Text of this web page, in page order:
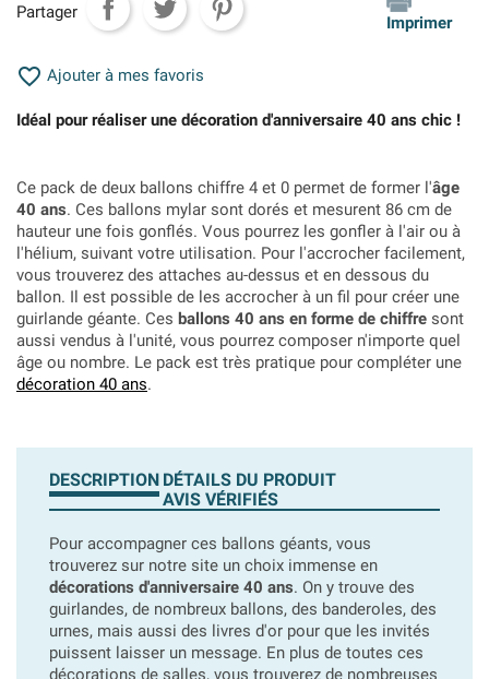
Partager
Imprimer
 Ajouter à mes favoris
Idéal pour réaliser une décoration d'anniversaire 40 ans chic !
Ce pack de deux ballons chiffre 4 et 0 permet de former l'âge
40 ans. Ces ballons mylar sont dorés et mesurent 86 cm de
hauteur une fois gonflés. Vous pourrez les gonfler à l'air ou à
l'hélium, suivant votre utilisation. Pour l'accrocher facilement,
vous trouverez des attaches au-dessus et en dessous du
ballon. Il est possible de les accrocher à un fil pour créer une
guirlande géante. Ces ballons 40 ans en forme de chiffre sont
aussi vendus à l'unité, vous pourrez composer n'importe quel
âge ou nombre. Le pack est très pratique pour compléter une
décoration 40 ans.
DESCRIPTION DÉTAILS DU PRODUIT
AVIS VÉRIFIÉS
Pour accompagner ces ballons géants, vous
trouverez sur notre site un choix immense en
décorations d'anniversaire 40 ans. On y trouve des
guirlandes, de nombreux ballons, des banderoles, des
urnes, mais aussi des livres d'or pour que les invités
puissent laisser un message. En plus de toutes ces
décorations de salles, vous trouverez de nombreuses